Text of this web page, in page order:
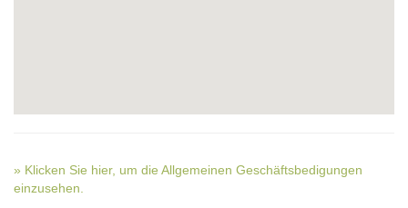
» Klicken Sie hier, um die Allgemeinen Geschäftsbedigungen
einzusehen.